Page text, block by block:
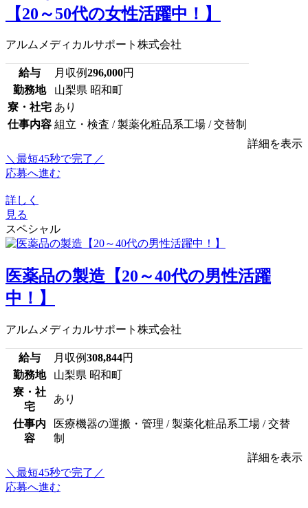
【20～50代の女性活躍中！】
アルムメディカルサポート株式会社
給与 月収例296,000円
勤務地
山梨県 昭和町
寮・社宅 あり
仕事内容 組立・検査 / 製薬化粧品系工場 / 交替制
詳細を表示
＼最短45秒で完了／
応募へ進む
詳しく
見る
スペシャル
医薬品の製造【20～40代の男性活躍
中！】
アルムメディカルサポート株式会社
給与 月収例308,844円
勤務地
山梨県 昭和町
寮・社
宅
あり
仕事内
容
医療機器の運搬・管理 / 製薬化粧品系工場 / 交替
制
詳細を表示
＼最短45秒で完了／
応募へ進む